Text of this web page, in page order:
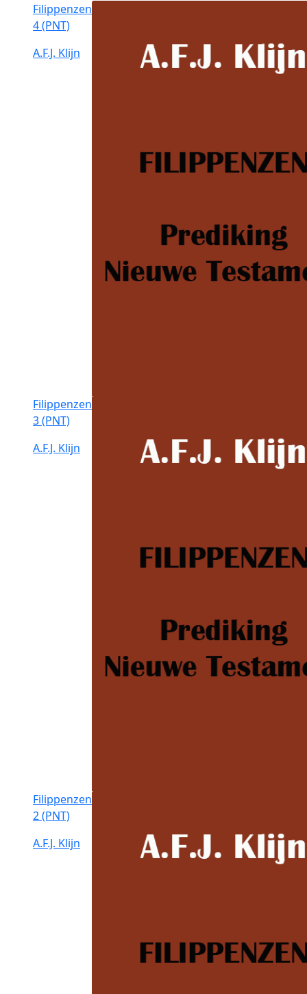
Filippenzen
4 (PNT)
A.F.J. Klijn
Filippenzen
3 (PNT)
A.F.J. Klijn
Filippenzen
2 (PNT)
A.F.J. Klijn